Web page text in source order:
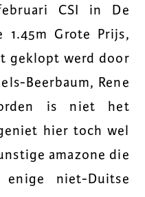
CSI in De
1.45m Grote Prijs,
geklopt werd door
Beerbaum, Rene
is niet het
hier toch wel
amazone die
niet-Duitse